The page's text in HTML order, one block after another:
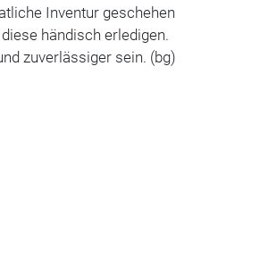
Inventur geschehen
händisch erledigen.
zuverlässiger sein. (bg)